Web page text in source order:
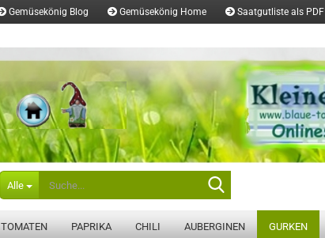
Gemüsekönig Blog Gemüsekönig Home Saatgutliste als PDF
Alle
TOMATEN PAPRIKA CHILI AUBERGINEN GURKEN